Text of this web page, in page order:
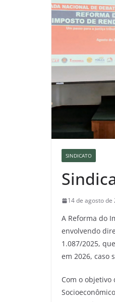
SINDICATO
14 de agosto de
A Reforma do
envolvendo
1.087/2025,
em 2026, caso
Com o